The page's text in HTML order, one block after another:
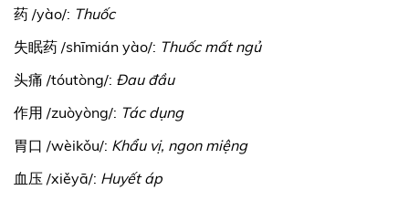
药 /yào/: Thuốc
失眠药 /shīmián yào/: Thuốc mất ngủ
头痛 /tóutòng/: Đau đầu
作用 /zuòyòng/: Tác dụng
胃口 /wèikǒu/: Khẩu vị, ngon miệng
血压 /xiěyā/: Huyết áp